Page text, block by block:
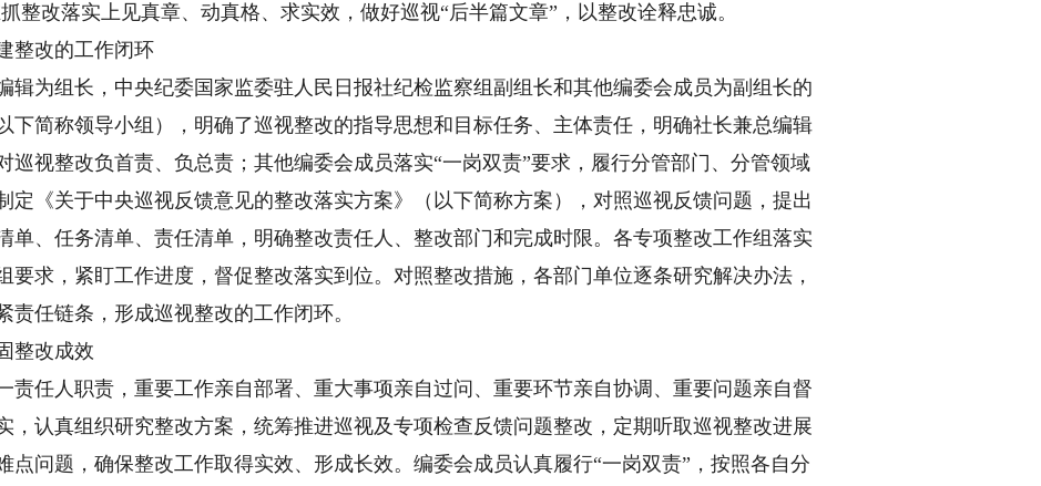
整改落实上见真章、动真格、求实效，做好巡视“后半篇文章”，以整改诠释忠诚。
改的工作闭环
为组长，中央纪委国家监委驻人民日报社纪检监察组副组长和其他编委会成员为副组长的
下简称领导小组），明确了巡视整改的指导思想和目标任务、主体责任，明确社长兼总编辑
巡视整改负首责、负总责；其他编委会成员落实“一岗双责”要求，履行分管部门、分管领域
定《关于中央巡视反馈意见的整改落实方案》（以下简称方案），对照巡视反馈问题，提出
单、任务清单、责任清单，明确整改责任人、整改部门和完成时限。各专项整改工作组落实
要求，紧盯工作进度，督促整改落实到位。对照整改措施，各部门单位逐条研究解决办法，
责任链条，形成巡视整改的工作闭环。
改成效
任人职责，重要工作亲自部署、重大事项亲自过问、重要环节亲自协调、重要问题亲自督
，认真组织研究整改方案，统筹推进巡视及专项检查反馈问题整改，定期听取巡视整改进展
点问题，确保整改工作取得实效、形成长效。编委会成员认真履行“一岗双责”，按照各自分